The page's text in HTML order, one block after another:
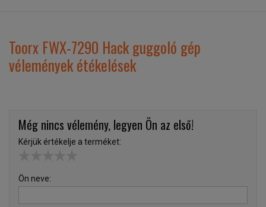
Toorx FWX-7290 Hack guggoló gép
vélemények étékelések
Még nincs vélemény, legyen Ön az első!
Kérjük értékelje a terméket:
Ön neve: